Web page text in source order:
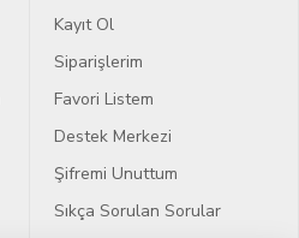
Kayıt Ol
Siparişlerim
Favori Listem
Destek Merkezi
Şifremi Unuttum
Sıkça Sorulan Sorular